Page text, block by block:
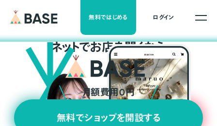
無料ではじめる ログイン
ネットでお店を開くなら
月額費用0円
無料でショップを開設する